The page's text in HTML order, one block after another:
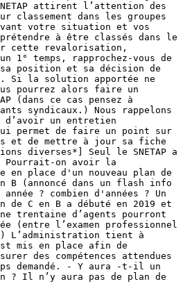
attirent l’attention des
classement dans les groupes
votre situation et vos
à être classés dans le
cette revalorisation,
1° temps, rapprochez-vous de
position et sa décision de
Si la solution apportée ne
pourrez alors faire un
(dans ce cas pensez à
syndicaux.) Nous rappelons
d’avoir un entretien
permet de faire un point sur
et de mettre à jour sa fiche
diverses*] Seul le SNETAP a
Pourrait-on avoir la
en place d'un nouveau plan de
B (annoncé dans un flash info
? combien d'années ? Un
C en B a débuté en 2019 et
trentaine d’agents pourront
(entre l’examen professionnel
L’administration tient à
mis en place afin de
des compétences attendues
demandé. - Y aura -t-il un
? Il n’y aura pas de plan de